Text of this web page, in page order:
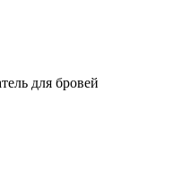
для бровей